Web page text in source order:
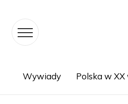
Wywiady Polska w XX